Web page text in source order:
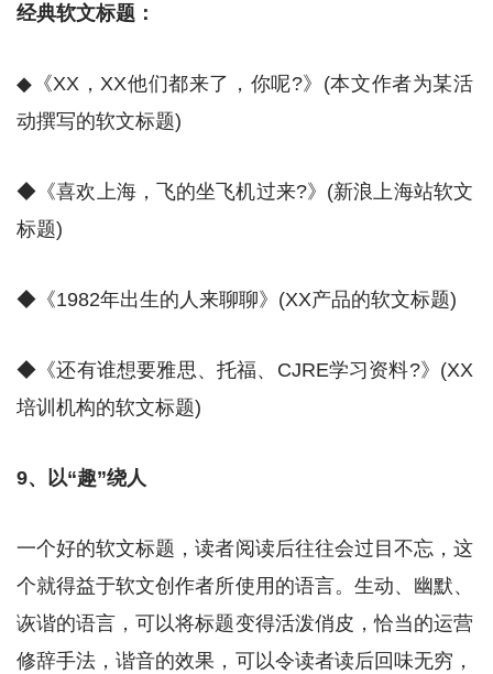
经典软文标题：
◆《XX，XX他们都来了，你呢?》(本文作者为某活
动撰写的软文标题)
◆《喜欢上海，飞的坐飞机过来?》(新浪上海站软文
标题)
◆《1982年出生的人来聊聊》(XX产品的软文标题)
◆《还有谁想要雅思、托福、CJRE学习资料?》(XX
培训机构的软文标题)
9、以“趣”绕人
一个好的软文标题，读者阅读后往往会过目不忘，这
个就得益于软文创作者所使用的语言。生动、幽默、
诙谐的语言，可以将标题变得活泼俏皮，恰当的运营
修辞手法，谐音的效果，可以令读者读后回味无穷，